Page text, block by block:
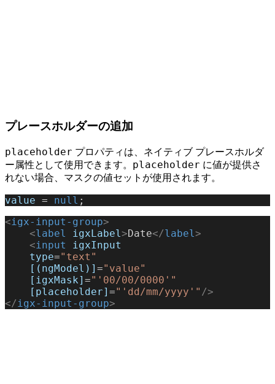
プレースホルダーの追加
placeholder プロパティは、ネイティブ プレースホルダ
ー属性として使用できます。 placeholder に値が提供さ
れない場合、マスクの値セットが使用されます。
value = null ;
<igx-input-group>
    <
label igxLabel >Date</label >
    <
input
igxInput
    type
="text"
    [(ngModel)]
="value"
    [igxMask]
="'00/00/0000'"
    [placeholder]
="'dd/mm/yyyy'" />
</ igx-input-group>